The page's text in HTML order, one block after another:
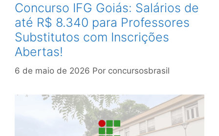
Concurso IFG Goiás: Salários de
até R$ 8.340 para Professores
Substitutos com Inscrições
Abertas!
6 de maio de 2026 Por concursosbrasil